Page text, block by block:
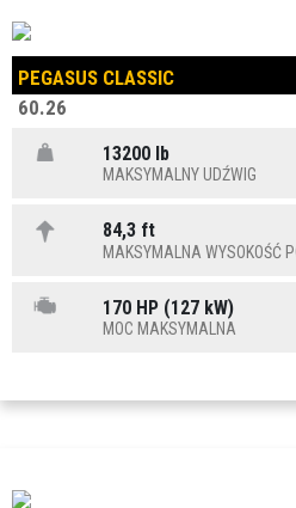
PEGASUS CLASSIC
60.26
13200 lb
MAKSYMALNY UDŹWIG
84,3 ft
MAKSYMALNA WYSOKOŚĆ
170 HP (127 kW)
MOC MAKSYMALNA